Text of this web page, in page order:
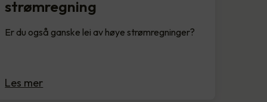
strømregning
Er du også ganske lei av høye strømregninger?
Les mer